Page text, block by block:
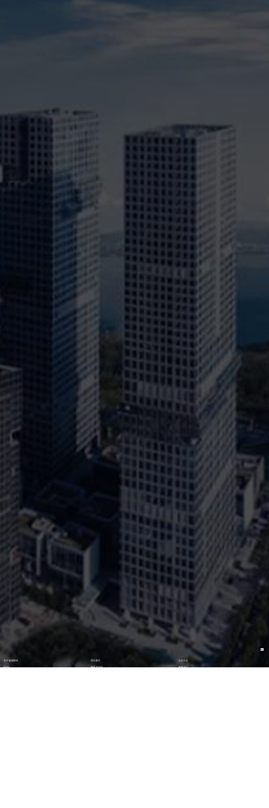
关于雀魂数码 理论著作 企业文化
ESG 资讯与活动 联系我们